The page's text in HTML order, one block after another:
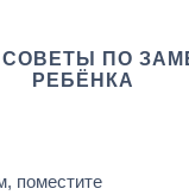
ПО
РЕБЁНКА
поместите